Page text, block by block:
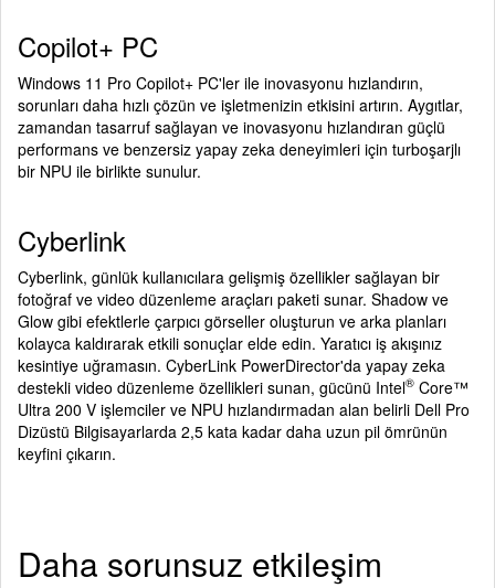
Copilot+ PC
Windows 11 Pro Copilot+ PC'ler ile inovasyonu hızlandırın,
sorunları daha hızlı çözün ve işletmenizin etkisini artırın. Aygıtlar,
zamandan tasarruf sağlayan ve inovasyonu hızlandıran güçlü
performans ve benzersiz yapay zeka deneyimleri için turboşarjlı
bir NPU ile birlikte sunulur.
Cyberlink
Cyberlink, günlük kullanıcılara gelişmiş özellikler sağlayan bir
fotoğraf ve video düzenleme araçları paketi sunar. Shadow ve
Glow gibi efektlerle çarpıcı görseller oluşturun ve arka planları
kolayca kaldırarak etkili sonuçlar elde edin. Yaratıcı iş akışınız
kesintiye uğramasın. CyberLink PowerDirector'da yapay zeka
destekli video düzenleme özellikleri sunan, gücünü Intel® Core™
Ultra 200 V işlemciler ve NPU hızlandırmadan alan belirli Dell Pro
Dizüstü Bilgisayarlarda 2,5 kata kadar daha uzun pil ömrünün
keyfini çıkarın.
Daha sorunsuz etkileşim